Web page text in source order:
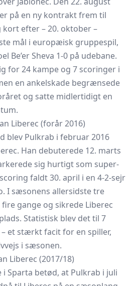
på en ny kontrakt frem til
kort efter – 20. oktober –
mål i europæisk gruppespil,
Be’er Sheva 1-0 på udebane.
for 24 kampe og 7 scoringer i
en ankelskade begrænsede
og satte midlertidigt en
Liberec (forår 2016)
blev Pulkrab i februar 2016
Han debuterede 12. marts
sig hurtigt som super-
faldt 30. april i en 4-2-sejr
I sæsonens allersidste tre
gange og sikrede Liberec
Statistisk blev det til 7
et stærkt facit for en spiller,
i sæsonen.
Liberec (2017/18)
i Sparta betød, at Pulkrab i juli